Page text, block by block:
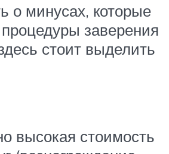
о минусах, которые
заверения
стоит выделить
высокая стоимость